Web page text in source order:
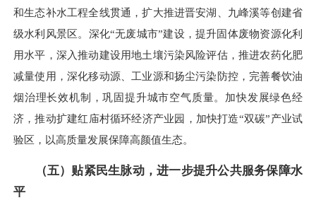
和生态补水工程全线贯通，扩大推进晋安湖、九峰溪等创建省
级水利风景区。深化“无废城市”建设，提升固体废物资源化利
用水平，深入推动建设用地土壤污染风险评估，推进农药化肥
减量使用，深化移动源、工业源和扬尘污染防控，完善餐饮油
烟治理长效机制，巩固提升城市空气质量。加快发展绿色经
济，推动扩建红庙村循环经济产业园，加快打造“双碳”产业试
验区，以高质量发展保障高颜值生态。
（五）贴紧民生脉动，进一步提升公共服务保障水
平